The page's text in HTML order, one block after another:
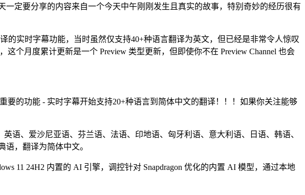
定要分享的内容来自一个今天中午刚刚发生且真实的故事，特别奇妙的经历很有
实时字幕功能，当时虽然仅支持40+种语言翻译为英文，但已经是非常令人惊叹
，这个月度累计更新是一个 Preview 类型更新，但即使你不在 Preview Channel 也会
的功能 - 实时字幕开始支持20+种语言到简体中文的翻译！！！如果你关注能够
语、爱沙尼亚语、芬兰语、法语、印地语、匈牙利语、意大利语、日语、韩语、
，翻译为简体中文。
24H2 内置的 AI 引擎，调控针对 Snapdragon 优化的内置 AI 模型，通过本地